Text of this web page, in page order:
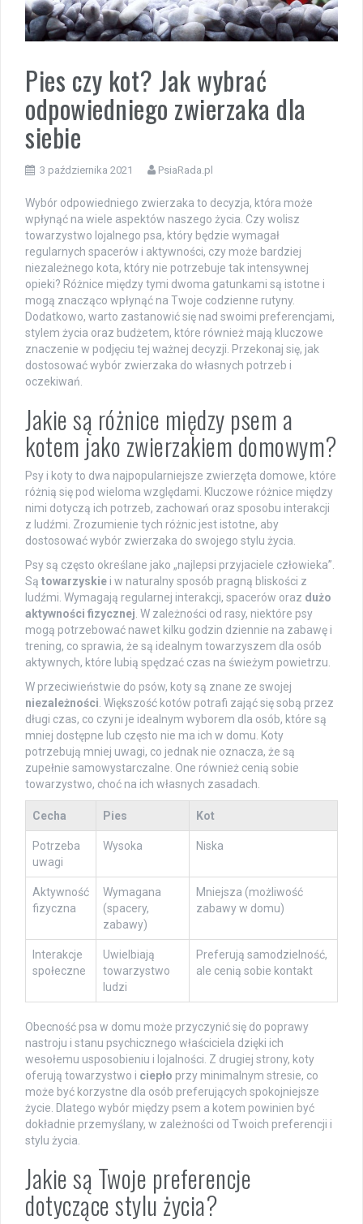
Pies czy kot? Jak wybrać
odpowiedniego zwierzaka dla
siebie
3 października 2021 PsiaRada.pl
Wybór odpowiedniego zwierzaka to decyzja, która może
wpłynąć na wiele aspektów naszego życia. Czy wolisz
towarzystwo lojalnego psa, który będzie wymagał
regularnych spacerów i aktywności, czy może bardziej
niezależnego kota, który nie potrzebuje tak intensywnej
opieki? Różnice między tymi dwoma gatunkami są istotne i
mogą znacząco wpłynąć na Twoje codzienne rutyny.
Dodatkowo, warto zastanowić się nad swoimi preferencjami,
stylem życia oraz budżetem, które również mają kluczowe
znaczenie w podjęciu tej ważnej decyzji. Przekonaj się, jak
dostosować wybór zwierzaka do własnych potrzeb i
oczekiwań.
Jakie są różnice między psem a
kotem jako zwierzakiem domowym?
Psy i koty to dwa najpopularniejsze zwierzęta domowe, które
różnią się pod wieloma względami. Kluczowe różnice między
nimi dotyczą ich potrzeb, zachowań oraz sposobu interakcji
z ludźmi. Zrozumienie tych różnic jest istotne, aby
dostosować wybór zwierzaka do swojego stylu życia.
Psy są często określane jako „najlepsi przyjaciele człowieka”.
Są towarzyskie i w naturalny sposób pragną bliskości z
ludźmi. Wymagają regularnej interakcji, spacerów oraz dużo
aktywności fizycznej . W zależności od rasy, niektóre psy
mogą potrzebować nawet kilku godzin dziennie na zabawę i
trening, co sprawia, że są idealnym towarzyszem dla osób
aktywnych, które lubią spędzać czas na świeżym powietrzu.
W przeciwieństwie do psów, koty są znane ze swojej
niezależności . Większość kotów potrafi zająć się sobą przez
długi czas, co czyni je idealnym wyborem dla osób, które są
mniej dostępne lub często nie ma ich w domu. Koty
potrzebują mniej uwagi, co jednak nie oznacza, że są
zupełnie samowystarczalne. One również cenią sobie
towarzystwo, choć na ich własnych zasadach.
Cecha Pies Kot
Potrzeba
uwagi
Wysoka Niska
Aktywność
fizyczna
Wymagana
(spacery,
zabawy)
Mniejsza (możliwość
zabawy w domu)
Interakcje
społeczne
Uwielbiają
towarzystwo
ludzi
Preferują samodzielność,
ale cenią sobie kontakt
Obecność psa w domu może przyczynić się do poprawy
nastroju i stanu psychicznego właściciela dzięki ich
wesołemu usposobieniu i lojalności. Z drugiej strony, koty
oferują towarzystwo i ciepło przy minimalnym stresie, co
może być korzystne dla osób preferujących spokojniejsze
życie. Dlatego wybór między psem a kotem powinien być
dokładnie przemyślany, w zależności od Twoich preferencji i
stylu życia.
Jakie są Twoje preferencje
dotyczące stylu życia?